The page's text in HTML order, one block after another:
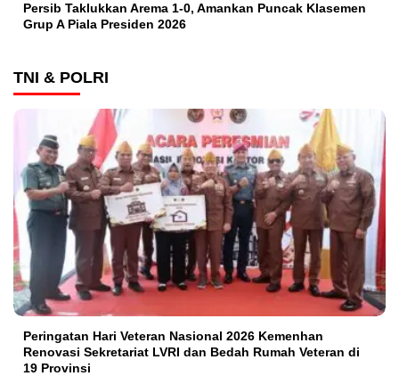
Persib Taklukkan Arema 1-0, Amankan Puncak Klasemen
Grup A Piala Presiden 2026
TNI & POLRI
Peringatan Hari Veteran Nasional 2026 Kemenhan
Renovasi Sekretariat LVRI dan Bedah Rumah Veteran di
19 Provinsi